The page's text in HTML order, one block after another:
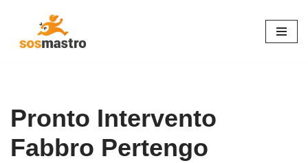
Pronto Intervento
Fabbro Pertengo